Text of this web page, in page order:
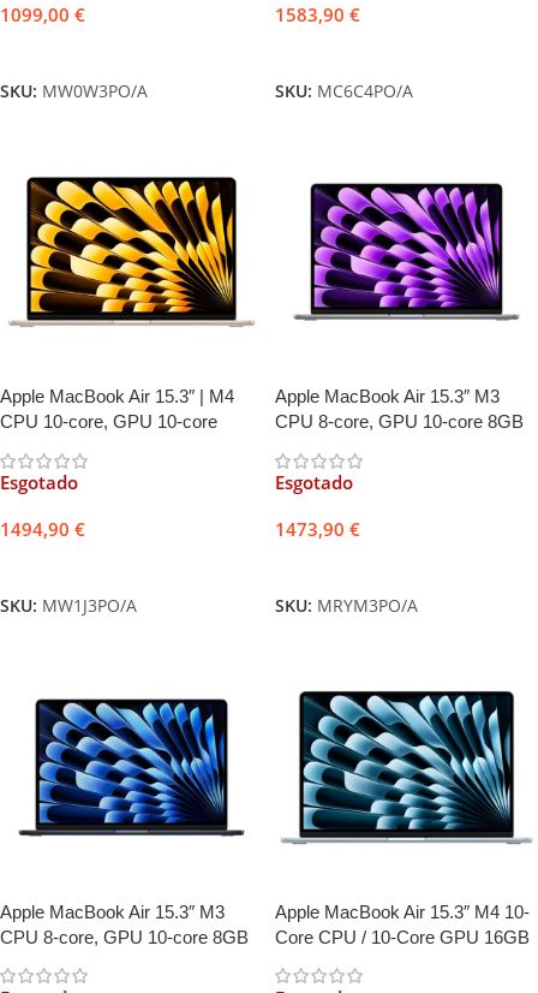
1099,00 €
SKU: MW0W3PO/A
1583,90 €
SKU: MC6C4PO/A
Apple MacBook Air 15.3″ | M4
CPU 10-core, GPU 10-core
Adaptador USB-C Duplo 35W
Esgotado
1494,90 €
SKU: MW1J3PO/A
Apple MacBook Air 15.3″ M3
CPU 8-core, GPU 10-core 8GB
Adaptador USB-C 35W
Esgotado
1473,90 €
SKU: MRYM3PO/A
Apple MacBook Air 15.3″ M3
CPU 8-core, GPU 10-core 8GB
Apple MacBook Air 15.3″ M4 10-
Core CPU / 10-Core GPU 16GB